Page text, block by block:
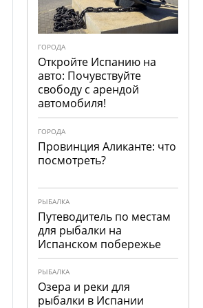
ГОРОДА
Откройте Испанию на
авто: Почувствуйте
свободу с арендой
автомобиля!
ГОРОДА
Провинция Аликанте: что
посмотреть?
РЫБАЛКА
Путеводитель по местам
для рыбалки на
Испанском побережье
РЫБАЛКА
Озера и реки для
рыбалки в Испании